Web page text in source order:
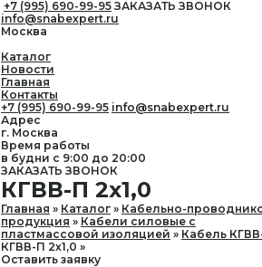
+7 (995) 690-99-95 ЗАКАЗАТЬ ЗВОНОК
info@snabexpert.ru
Москва
Каталог
Новости
Главная
Контакты
+7 (995) 690-99-95 info@snabexpert.ru
Адрес
г. Москва
Время работы
в будни с 9:00 до 20:00
ЗАКАЗАТЬ ЗВОНОК
КГВВ-П 2х1,0
Главная Каталог
Кабельно-
продукция
Кабели силовые с
пластмассовой изоляцией
Кабель
КГВВ-П 2х1,0
Оставить заявку